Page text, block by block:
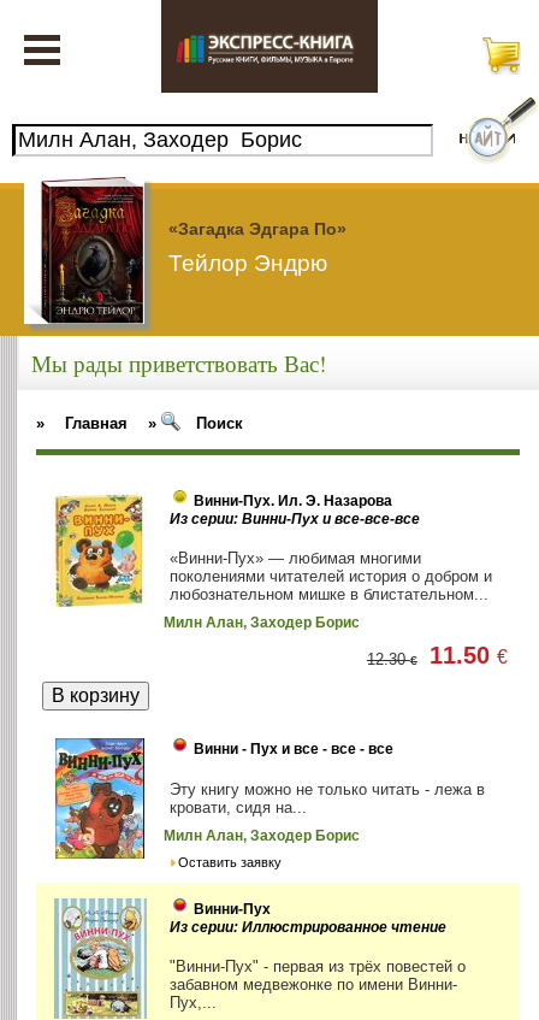
«Загадка Эдгара По»
Тейлор Эндрю
Мы рады приветствовать Вас!
» Главная » Поиск
Винни-Пух. Ил. Э. Назарова
Из серии: Винни-Пух и все-все-все
«Винни-Пух» — любимая многими
поколениями читателей история о добром и
любознательном мишке в блистательном...
Милн Алан, Заходер Борис
12.30€ 11.50€
Винни - Пух и все - все - все
Эту книгу можно не только читать - лежа в
кровати, сидя на...
Милн Алан, Заходер Борис
Оставить заявку
Винни-Пух
Из серии: Иллюстрированное чтение
"Винни-Пух" - первая из трёх повестей о
забавном медвежонке по имени Винни-
Пух,...